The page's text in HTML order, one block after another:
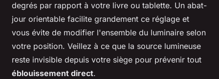
degrés par rapport à votre livre ou tablette. Un abat-
jour orientable facilite grandement ce réglage et
vous évite de modifier l'ensemble du luminaire selon
votre position. Veillez à ce que la source lumineuse
reste invisible depuis votre siège pour prévenir tout
éblouissement direct.